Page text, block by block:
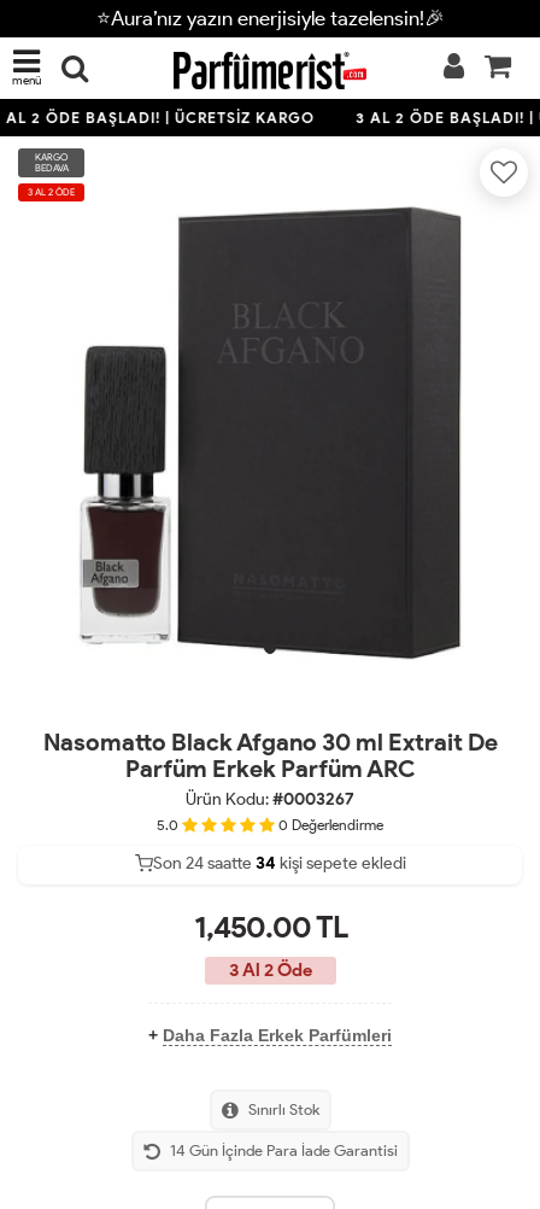
⭐Aura’nız yazın enerjisiyle tazelensin!🎉
menü
2 ÖDE BAŞLADI! | ÜCRETSİZ KARGO 3 AL 2 ÖDE BAŞLADI! |
KARGO
BEDAVA
3 AL 2 ÖDE
Nasomatto Black Afgano 30 ml Extrait De
Parfüm Erkek Parfüm ARC
Ürün Kodu:#0003267
5.0 0 Değerlendirme
22
Son 24 saatte 34 kişi sepete ekledi
10
1,450.00TL
3 Al 2 Öde
+ Daha Fazla Erkek Parfümleri
Sınırlı Stok
14 Gün İçinde Para İade Garantisi